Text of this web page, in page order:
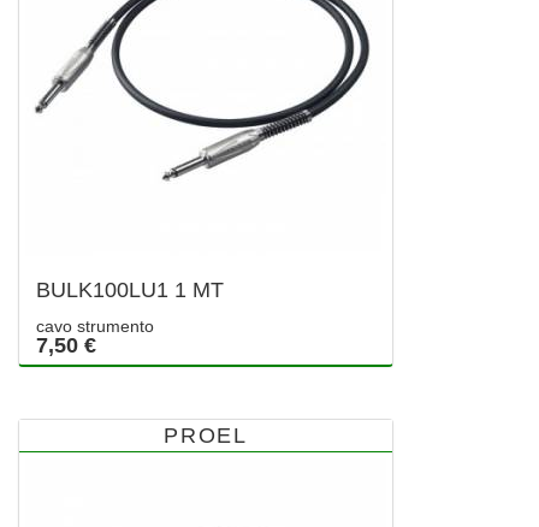
BULK100LU1 1 MT
cavo strumento
7,50 €
PROEL